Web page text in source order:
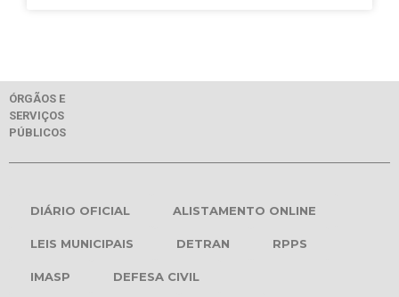
ÓRGÃOS E
SERVIÇOS
PÚBLICOS
DIÁRIO OFICIAL ALISTAMENTO ONLINE
LEIS MUNICIPAIS DETRAN RPPS
IMASP DEFESA CIVIL